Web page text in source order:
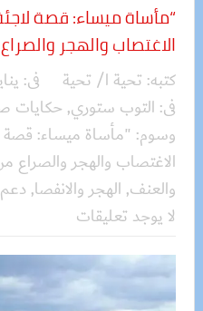
“مأساة ميساء: قصة
الاغتصاب والهجر
كتبه: تحية ا/ تحية فى: يناير
فى: التوب ستوري, حكايات
وسوم: "مأساة ميساء: قصة
الاغتصاب والهجر والصراع
والعنف, الهجر والانفصا,
لا يوجد تعليقات